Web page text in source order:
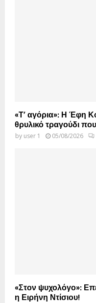
«Τ’ αγόρια»: Η Έφη
θρυλικό τραγούδι
by user 1 05/08/2026
«Στον ψυχολόγο»:
η Ειρήνη Ντίσιου!